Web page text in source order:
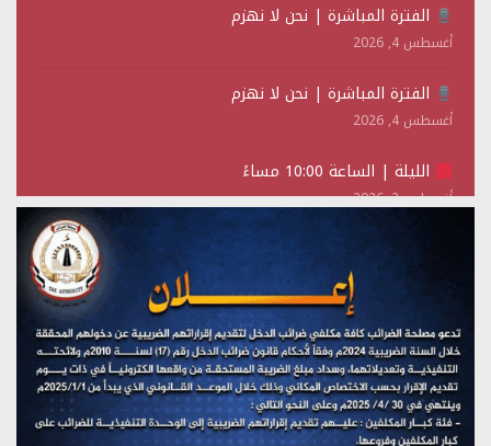
الفترة المباشرة | نحن لا نهزم
أغسطس 4, 2026
الفترة المباشرة | نحن لا نهزم
أغسطس 4, 2026
الليلة | الساعة 10:00 مساءً
أغسطس 2, 2026
تستمعون لبرنامج (حدث في مثل هذا اليوم)
(نحن لا نهزم) بث مباشر
يوليو 28, 2026
تستمعون لبرنامج (هندسة الوهم)
يوليو 28, 2026